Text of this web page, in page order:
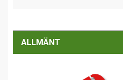
ALLMÄNT